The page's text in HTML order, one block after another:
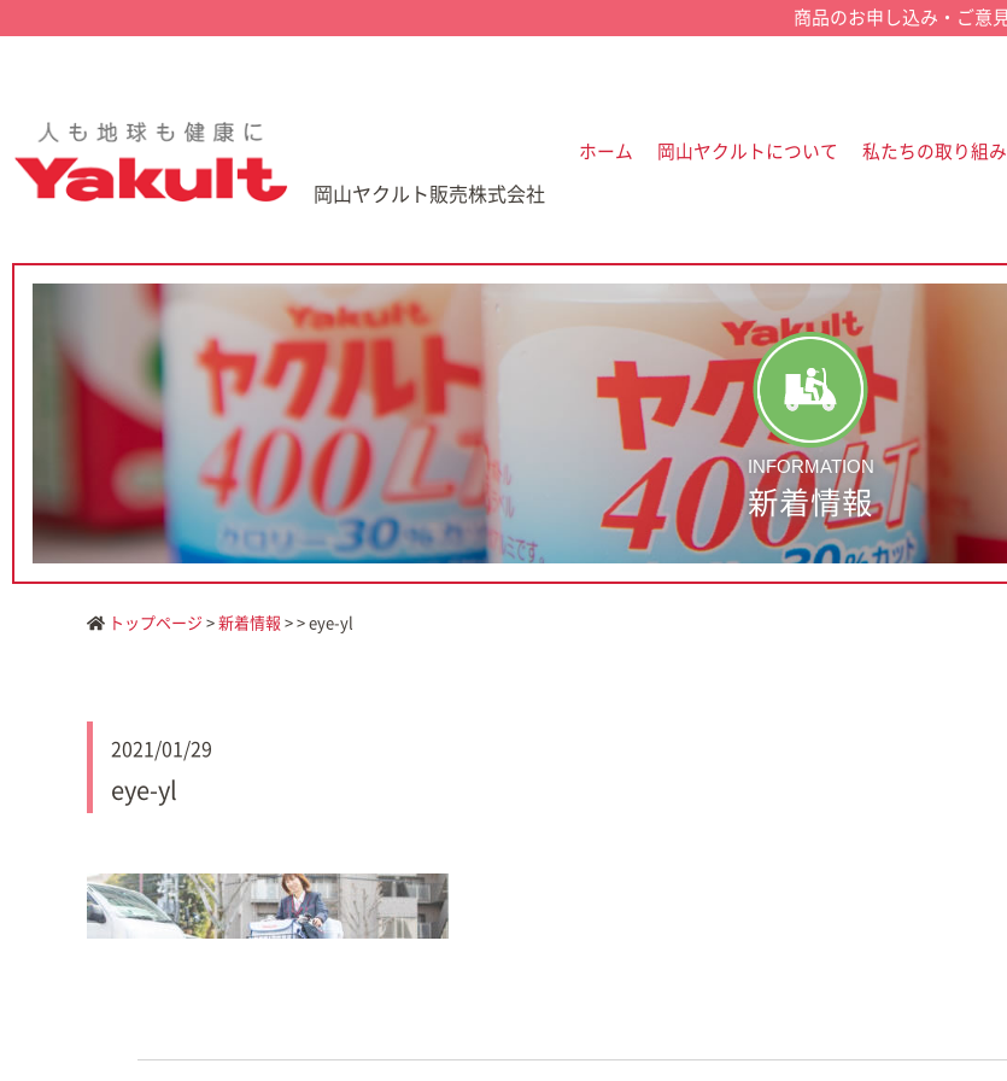
岡山ヤクルト販売株式会社
ホーム 岡山ヤクルトについて 私たちの取り組み
INFORMATION
新着情報
トップページ >新着情報 > > eye-yl
2021/01/29
eye-yl